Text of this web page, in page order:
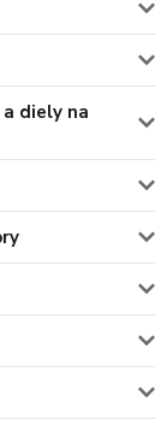
diely na